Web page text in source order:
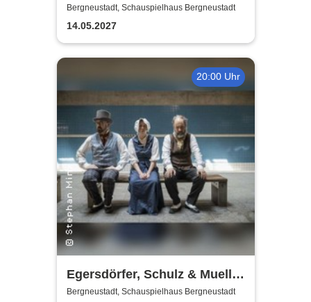
Offensive
Bergneustadt, Schauspielhaus Bergneustadt
14.05.2027
20:00 Uhr
Egersdörfer, Schulz & Mueller
- Carmen oder Worte, die das
Bergneustadt, Schauspielhaus Bergneustadt